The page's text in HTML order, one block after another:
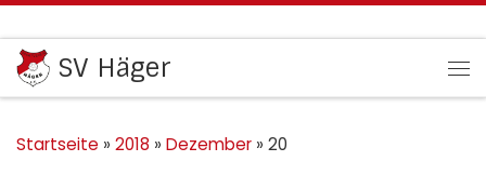
Zum Inhalt springen
SV Häger
Startseite » 2018 » Dezember » 20